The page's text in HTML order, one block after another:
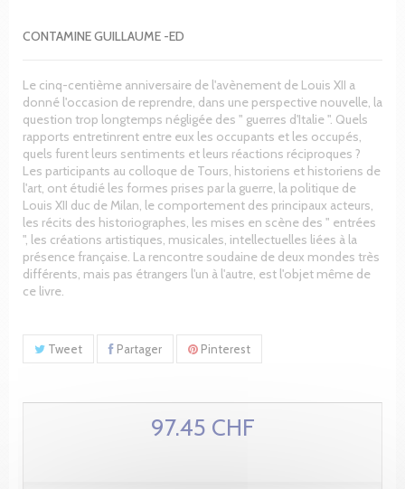
CONTAMINE GUILLAUME -ED
Le cinq-centième anniversaire de l'avènement de Louis XII a
donné l'occasion de reprendre, dans une perspective nouvelle, la
question trop longtemps négligée des " guerres d'Italie ". Quels
rapports entretinrent entre eux les occupants et les occupés,
quels furent leurs sentiments et leurs réactions réciproques ?
Les participants au colloque de Tours, historiens et historiens de
l'art, ont étudié les formes prises par la guerre, la politique de
Louis XII duc de Milan, le comportement des principaux acteurs,
les récits des historiographes, les mises en scène des " entrées
", les créations artistiques, musicales, intellectuelles liées à la
présence française. La rencontre soudaine de deux mondes très
différents, mais pas étrangers l'un à l'autre, est l'objet même de
ce livre.
Tweet Partager Pinterest
97.45 CHF